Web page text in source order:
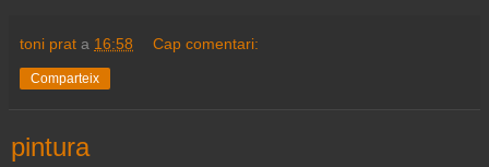
toni prat a 16:58 Cap comentari:
Comparteix
pintura